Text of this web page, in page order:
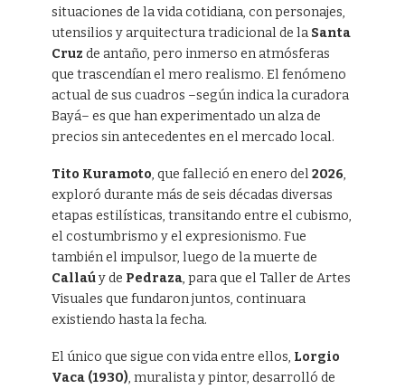
situaciones de la vida cotidiana, con personajes,
utensilios y arquitectura tradicional de la Santa
Cruz de antaño, pero inmerso en atmósferas
que trascendían el mero realismo. El fenómeno
actual de sus cuadros –según indica la curadora
Bayá– es que han experimentado un alza de
precios sin antecedentes en el mercado local.
Tito Kuramoto, que falleció en enero del 2026,
exploró durante más de seis décadas diversas
etapas estilísticas, transitando entre el cubismo,
el costumbrismo y el expresionismo. Fue
también el impulsor, luego de la muerte de
Callaúy de Pedraza, para que el Taller de Artes
Visuales que fundaron juntos, continuara
existiendo hasta la fecha.
El único que sigue con vida entre ellos, Lorgio
Vaca (1930), muralista y pintor, desarrolló de